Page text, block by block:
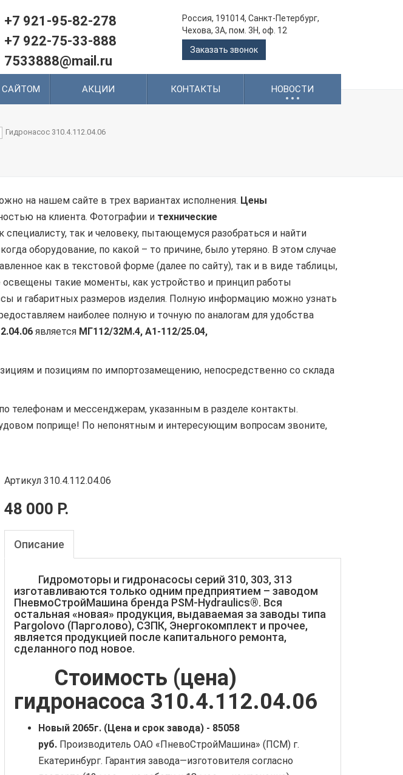
+7 921-95-82-278
+7 922-75-33-888
7533888@mail.ru
Россия, 191014, Санкт-Петербург,
Чехова, 3А, пом. 3Н, оф. 12
Заказать звонок
САЙТОМ АКЦИИ КОНТАКТЫ НОВОСТИ
...
Гидронасос 310.4.112.04.06
на нашем сайте в трех вариантах исполнения. Цены
на клиента. Фотографии и технические
так и человеку, пытающемуся разобраться и найти
оборудование, по какой – то причине, было утеряно. В этом случае
как в текстовой форме (далее по сайту), так и в виде таблицы,
освещены такие моменты, как устройство и принцип работы
и габаритных размеров изделия. Полную информацию можно узнать
наиболее полную и точную по аналогам для удобства
является МГ112/32М.4, А1-112/25.04,
и позициям по импортозамещению, непосредственно со склада
телефонам и мессенджерам, указанным в разделе контакты.
поприще! По непонятным и интересующим вопросам звоните,
Артикул 310.4.112.04.06
48 000 Р.
Описание
Гидромоторы и гидронасосы серий 310, 303, 313
изготавливаются только одним предприятием – заводом
ПневмоСтройМашина бренда PSM-Hydraulics®. Вся
остальная «новая» продукция, выдаваемая за заводы типа
Pargolovo (Парголово), СЗПК, Энергокомплект и прочее,
является продукцией после капитального ремонта,
сделанного под новое.
Стоимость (цена)
гидронасоса 310.4.112.04.06
Новый 2065г. (Цена и срок завода) - 85058
руб. Производитель ОАО «ПневоСтройМашина» (ПСМ) г.
Екатеринбург. Гарантия завода—изготовителя согласно